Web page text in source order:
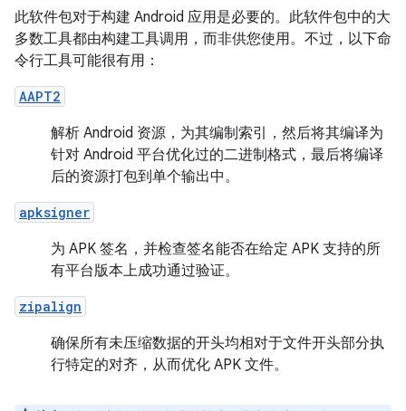
此软件包对于构建 Android 应用是必要的。此软件包中的大
多数工具都由构建工具调用，而非供您使用。不过，以下命
令行工具可能很有用：
AAPT2
解析 Android 资源，为其编制索引，然后将其编译为
针对 Android 平台优化过的二进制格式，最后将编译
后的资源打包到单个输出中。
apksigner
为 APK 签名，并检查签名能否在给定 APK 支持的所
有平台版本上成功通过验证。
zipalign
确保所有未压缩数据的开头均相对于文件开头部分执
行特定的对齐，从而优化 APK 文件。